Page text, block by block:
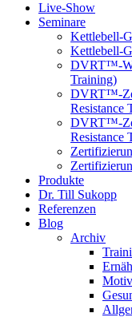
Live-Show
Seminare
Kettlebell-
Kettlebell-
DVRT™-
Training)
DVRT™-
Resistance
DVRT™-
Resistance
Produkte
Dr. Till Sukopp
Referenzen
Blog
Archiv